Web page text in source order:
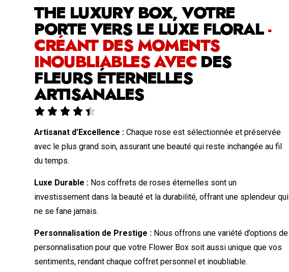
THE LUXURY BOX, VOTRE
PORTE VERS LE LUXE FLORAL-
CRÉANT DES MOMENTS
INOUBLIABLES AVEC DES
FLEURS ÉTERNELLES
ARTISANALES
    
Artisanat d’Excellence : Chaque rose est sélectionnée et préservée
avec le plus grand soin, assurant une beauté qui reste inchangée au fil
du temps.
Luxe Durable : Nos coffrets de roses éternelles sont un
investissement dans la beauté et la durabilité, offrant une splendeur qui
ne se fane jamais.
Personnalisation de Prestige : Nous offrons une variété d’options de
personnalisation pour que votre Flower Box soit aussi unique que vos
sentiments, rendant chaque coffret personnel et inoubliable.